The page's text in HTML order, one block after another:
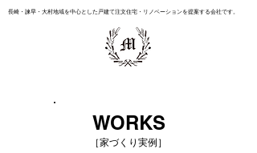
長崎・諫早・大村地域を中心とした戸建て注文住宅・リノベーションを提案する会社です。
WORKS
［家づくり実例］